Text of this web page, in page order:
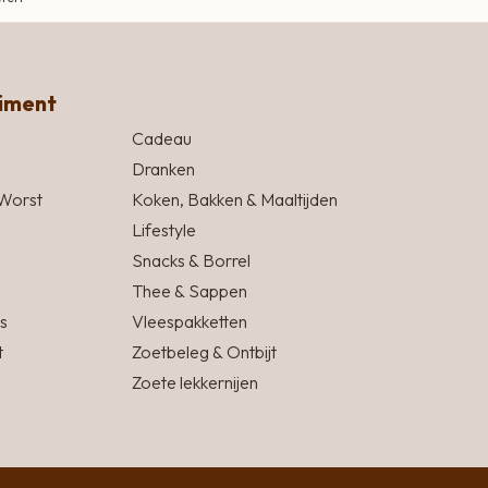
Cadeau
Dranken
Koken, Bakken & Maaltijden
Lifestyle
Snacks & Borrel
Thee & Sappen
Vleespakketten
Zoetbeleg & Ontbijt
Zoete lekkernijen